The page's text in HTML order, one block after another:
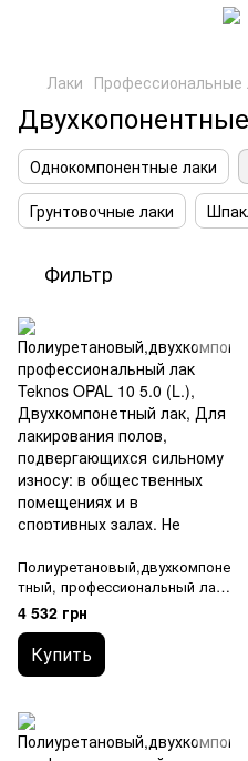
Лаки Профессиональные
Однокомпонентные лаки
Грунтовочные лаки
Фильтр
Полиуретановый,двухкомпоне
тный, профессиональный лак
Teknos OPAL 10 5.0 (L.)
4 532 грн
Купить